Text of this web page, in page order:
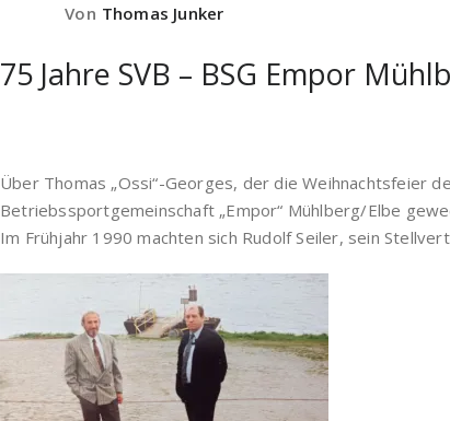
Von Thomas Junker
75 Jahre SVB – BSG Empor
Über Thomas „Ossi“-Georges, der die Weihnachtsfeier
Betriebssportgemeinschaft „Empor“ Mühlberg/Elbe
Im Frühjahr 1990 machten sich Rudolf Seiler, sein